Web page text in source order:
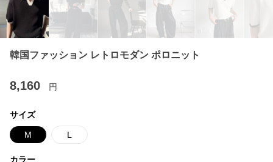
韓国ファッション レトロモダン ポロニット
8,160 円
サイズ
M L
カラー